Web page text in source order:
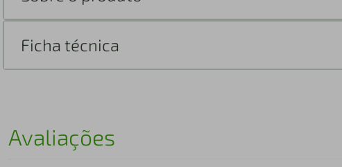
Ficha técnica
Avaliações